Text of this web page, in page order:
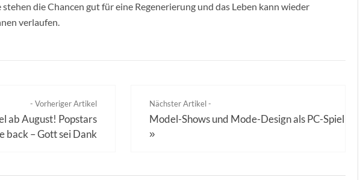
die Chancen gut für eine Regenerierung und das Leben kann wieder
verlaufen.
- Vorheriger Artikel
ab August! Popstars
back – Gott sei Dank
Nächster Artikel -
Model-Shows und Mode-Design als PC-Spiel
»